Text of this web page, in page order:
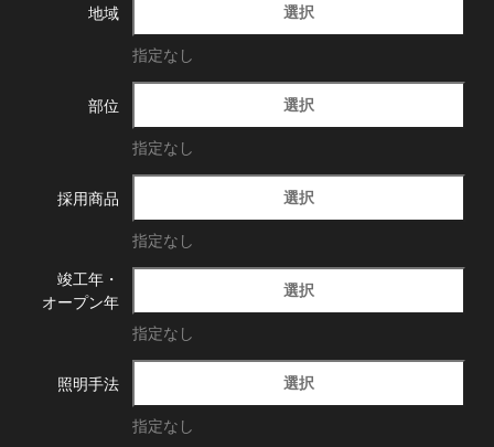
地域 選択
指定なし
部位 選択
指定なし
採用商品 選択
指定なし
竣工年・
オープン年
選択
指定なし
照明手法 選択
指定なし